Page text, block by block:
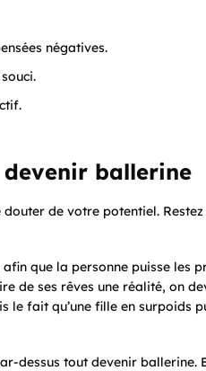
négatives.
ballerine
de votre potentiel.
que la personne puisse les
de ses rêves une réalité, on
le fait qu’une fille en surpoids
dessus tout devenir ballerine.